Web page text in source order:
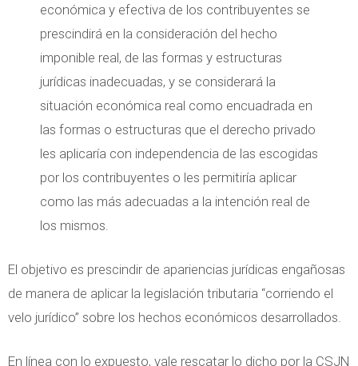
económica y efectiva de los contribuyentes se
prescindirá en la consideración del hecho
imponible real, de las formas y estructuras
jurídicas inadecuadas, y se considerará la
situación económica real como encuadrada en
las formas o estructuras que el derecho privado
les aplicaría con independencia de las escogidas
por los contribuyentes o les permitiría aplicar
como las más adecuadas a la intención real de
los mismos.
El objetivo es prescindir de apariencias jurídicas engañosas
de manera de aplicar la legislación tributaria “corriendo el
velo jurídico” sobre los hechos económicos desarrollados.
En línea con lo expuesto, vale rescatar lo dicho por la CSJN